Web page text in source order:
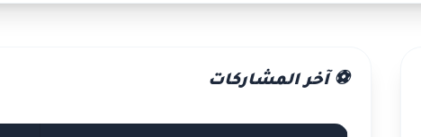
⚽ آخر المشاركات